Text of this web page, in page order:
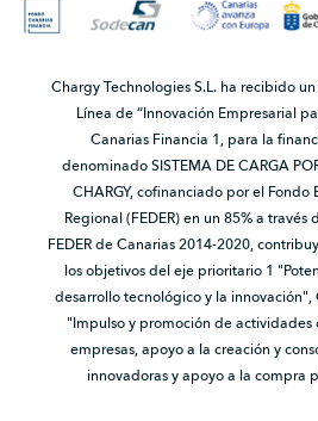
Chargy Technologies S.L. ha recibido
Línea de “Innovación Empresarial
Canarias Financia 1, para la
denominado SISTEMA DE CARGA
CHARGY, cofinanciado por el Fondo
Regional (FEDER) en un 85% a
FEDER de Canarias 2014-2020,
los objetivos del eje prioritario 1
desarrollo tecnológico y la innovación",
"Impulso y promoción de actividades
empresas, apoyo a la creación y
innovadoras y apoyo a la compra